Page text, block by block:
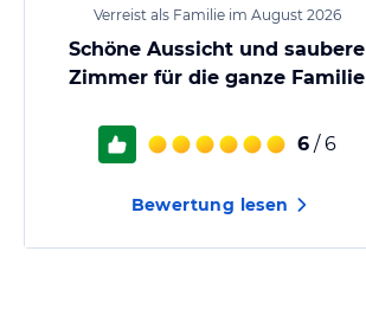
Verreist als Familie im August 2026
Schöne Aussicht und saubere
Zimmer für die ganze Familie
6 / 6
Bewertung lesen